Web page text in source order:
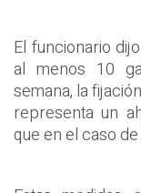
El funcionario
al menos 10
semana, la
representa un
que en el caso